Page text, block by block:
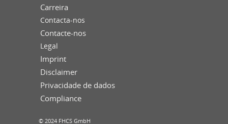
Carreira
Contacta-nos
Contacte-nos
Legal
Imprint
Disclaimer
Privacidade de dados
Compliance
© 2024 FHCS GmbH